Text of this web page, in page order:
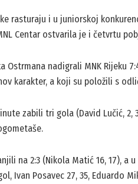
rasturaju i u juniorskoj
Centar ostvarila je i četvrtu
Ostrmana nadigrali MNK Rijeku
karakter, a koji su položili s
zabili tri gola (David Lučić,
na 2:3 (Nikola Matić 16, 17),
Ivan Posavec 27, 35, Eduardo